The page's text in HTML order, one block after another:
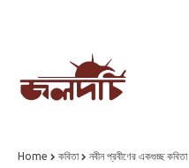
Home কবিতা নবীন প্রবীণের একগুচ্ছ